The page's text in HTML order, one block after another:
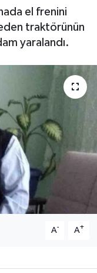
el frenini
traktörünün
yaralandı.
A- A+